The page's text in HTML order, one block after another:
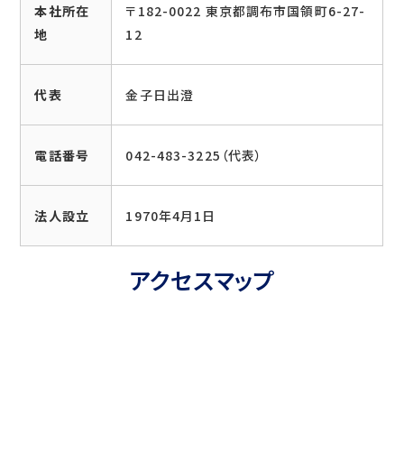
本社所在
地
〒182-0022 東京都調布市国領町6-27-
12
代表 金子日出澄
電話番号 042-483-3225（代表）
法人設立 1970年4月1日
アクセスマップ